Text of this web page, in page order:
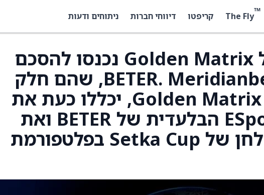
™
The Fly קריפטו דיווחי חברות ניתוחים ודעות
Meridianbet של Golden Matrix נכנסו להסכם
הפצת תוכן עם BETER. Meridianbet, שהם חלק
מקבוצת Golden Matrix (GMGI), יכללו כעת את
סדרת ESportsBattle הבלעדית של BETER ואת
טורנירי טניס השולחן של Setka Cup בפלטפורמת